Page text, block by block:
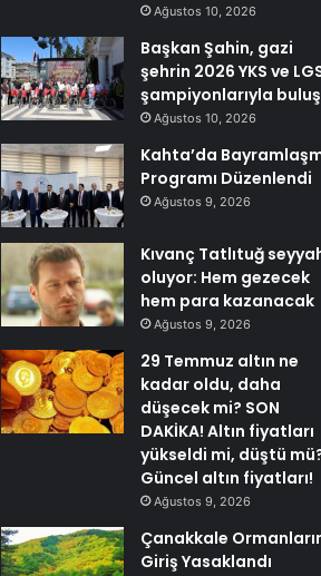
Ağustos 10, 2026
Başkan Şahin, gazi
şehrin 2026 YKS ve
şampiyonlarıyla
Ağustos 10, 2026
Kahta’da
Programı Düzenlendi
Ağustos 9, 2026
Kıvanç Tatlıtuğ
oluyor: Hem gezecek
hem para kazanacak
Ağustos 9, 2026
29 Temmuz altın ne
kadar oldu, daha
düşecek mi? SON
DAKİKA! Altın fiyatları
yükseldi mi, düştü
Güncel altın fiyatları!
Ağustos 9, 2026
Çanakkale
Giriş Yasaklandı